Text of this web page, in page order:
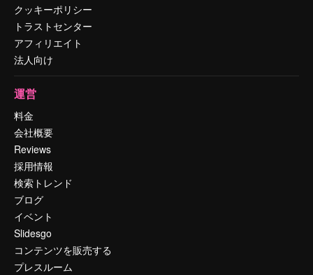
クッキーポリシー
トラストセンター
アフィリエイト
法人向け
運営
料金
会社概要
Reviews
採用情報
検索トレンド
ブログ
イベント
Slidesgo
コンテンツを販売する
プレスルーム